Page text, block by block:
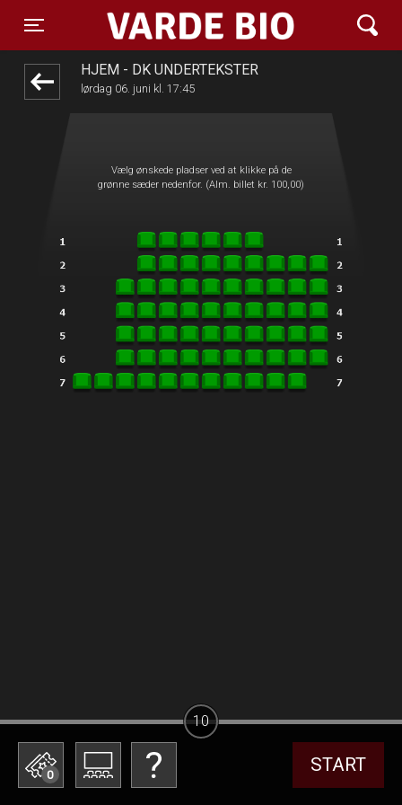
Toggle navigation
Varde Bio ApS
HJEM - DK UNDERTEKSTER
lørdag 06. juni kl. 17:45
Vælg ønskede pladser ved at klikke på de
grønne sæder nedenfor. (Alm. billet kr. 100,00)
0 START
10
front05-temp 095925